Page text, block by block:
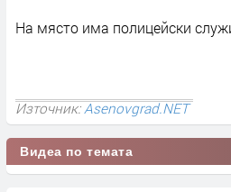
На място има полицейски
Източник:Asenovgrad.NET
Видеа по темата